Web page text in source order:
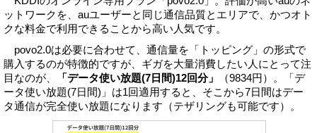
ットワークを、auユーザーと同じ通信品質とエリアで、かつオト
クな料金で利用できることから高い人気です。
povo2.0は必要に合わせて、通信量を「トッピング」の形式で
購入するのが特徴的ですが、ギガを大量消費したい人にとって注
目なのが、
「データ使い放題(7日間)12回分」
（9834円）。「デ
ータ使い放題(7日間)」は1回適用すると、そこから7日間はデー
タ通信が完全使い放題になります（テザリングも可能です）。